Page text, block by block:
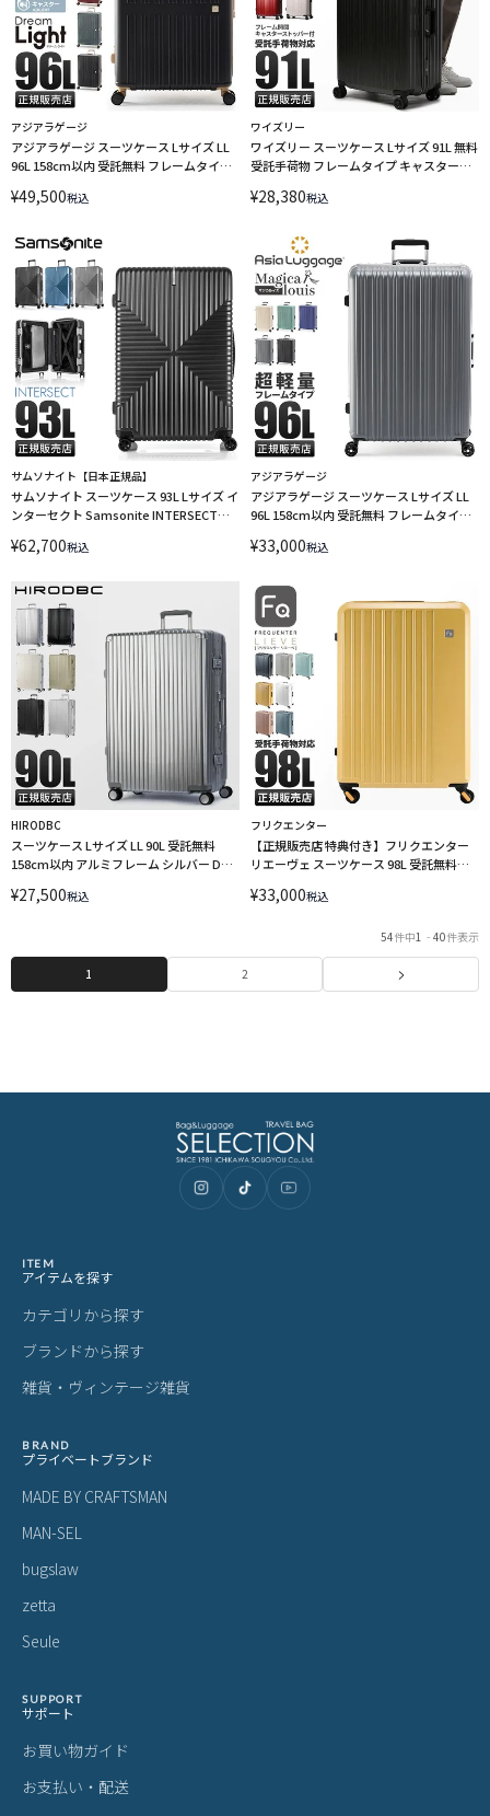
アジアラゲージ
アジアラゲージ スーツケース Lサイズ LL
96L 158cm以内 受託無料 フレームタイプ
Dream Light ALI-099-28 キャリーケース
¥49,500税込
ワイズリー
ワイズリー スーツケース Lサイズ 91L 無料
受託手荷物 フレームタイプ キャスタース
338-2082 キャリーケース【在庫限り】
¥28,380税込
サムソナイト【日本正規品】
サムソナイト スーツケース 93L Lサイズ イ
ンターセクト Samsonite INTERSECT
LINECPN
¥62,700税込
アジアラゲージ
アジアラゲージ スーツケース Lサイズ LL
96L 158cm以内 受託無料 フレームタイプ
Magicalouis ALI-5088-28 キャリーケース
¥33,000税込
HIRODBC
スーツケース Lサイズ LL 90L 受託無料
158cm以内 アルミフレーム シルバー DBC
ース
¥27,500税込
フリクエンター
【正規販売店 特典付き】フリクエンター
リエーヴェ スーツケース 98L 受託無料
FREQUENTER LIEVE 1-253 エンドー鞄
¥33,000税込
54件中1 - 40件表示
1 2
ITEM
アイテムを探す
カテゴリから探す
ブランドから探す
雑貨・ヴィンテージ雑貨
BRAND
プライベートブランド
MADE BY CRAFTSMAN
MAN-SEL
bugslaw
zetta
Seule
SUPPORT
サポート
お買い物ガイド
お支払い・配送